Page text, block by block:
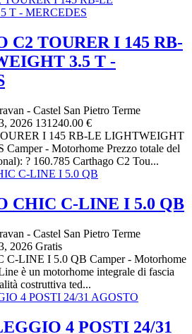
C2 TOURER I 145 RB-
3.5 T -
- Castel San Pietro Terme
2026 131240.00 €
I 145 RB-LE LIGHTWEIGHT
- Motorhome Prezzo totale del
? 160.785 Carthago C2 Tou...
CHIC C-LINE I 5.0 QB
- Castel San Pietro Terme
2026 Gratis
LINE I 5.0 QB Camper - Motorhome
è un motorhome integrale di fascia
costruttiva ted...
4 POSTI 24/31